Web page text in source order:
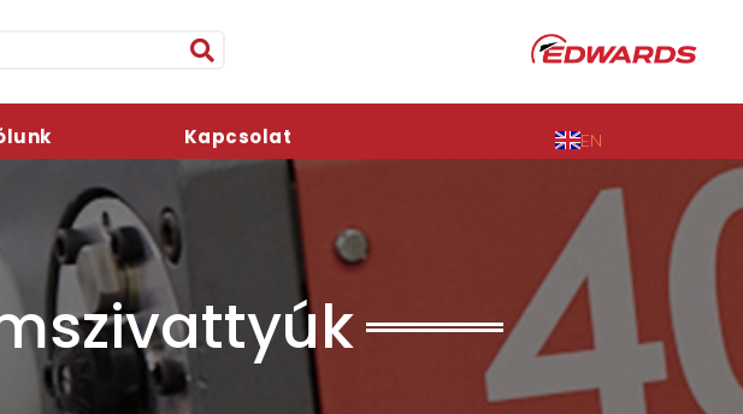
Kapcsolat EN